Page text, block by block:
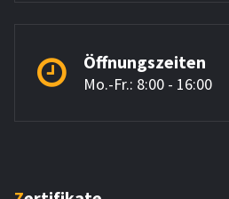
Öffnungszeiten
Mo.-Fr.: 8:00 - 16:00